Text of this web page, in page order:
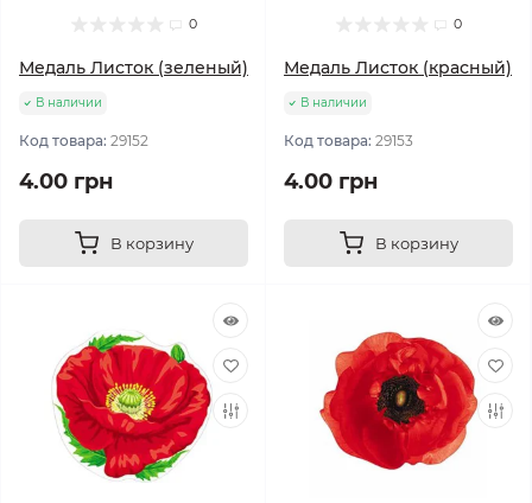
0
Медаль Листок (зеленый)
В наличии
Код товара: 29152
4.00 грн
В корзину
0
Медаль Листок (красный)
В наличии
Код товара: 29153
4.00 грн
В корзину